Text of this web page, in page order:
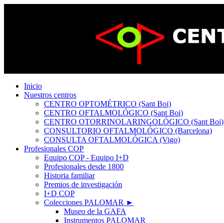
Inicio
Nuestros centros
CENTRO OPTOMÉTRICO (Sant Boi)
CENTRO OFTALMOLÓGICO (Sant Boi)
CENTRO OTORRINOLARINGOLÓGICO (Sant Boi)
CONSULTORIO OFTALMOLÓGICO (Barcelona)
CONSULTA OFTALMOLÓGICA (Vigo)
Profesionales COP
Equipo COP - Equipo I+D
Profesionales desde 1800
Historia familiar
Premios de investigación
I+D COP
Colecciones PALOMAR ►
Museo de la GAFA
Instrumentos PALOMAR